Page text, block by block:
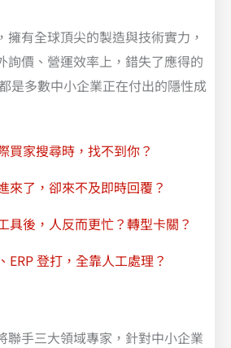
擁有全球頂尖的製造與技術實力，
詢價、營運效率上，錯失了應得的
多數中小企業正在付出的隱性成
買家搜尋時，找不到你？​
來了，卻來不及即時回覆？
具後，人反而更忙？轉型卡關？
ERP 登打，全靠人工處理？
聯手三大領域專家，針對中小企業